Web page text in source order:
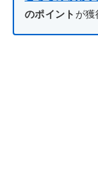
のポイントが獲